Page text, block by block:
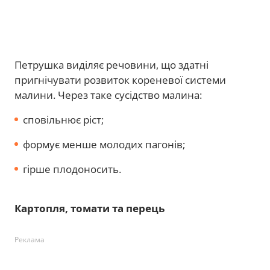
Петрушка виділяє речовини, що здатні
пригнічувати розвиток кореневої системи
малини. Через таке сусідство малина:
сповільнює ріст;
формує менше молодих пагонів;
гірше плодоносить.
Картопля, томати та перець
Реклама